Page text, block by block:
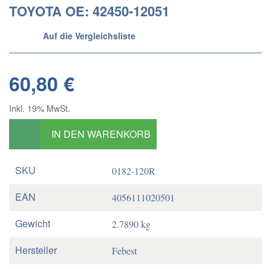
TOYOTA OE: 42450-12051
Auf die Vergleichsliste
60,80 €
Inkl. 19% MwSt.
IN DEN WARENKORB
SKU 0182-120R
EAN 4056111020501
Gewicht 2.7890 kg
Hersteller Febest